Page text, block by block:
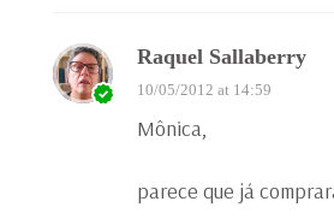
Raquel Sallaberry
10/05/2012 at 14:59
Mônica,
parece que já